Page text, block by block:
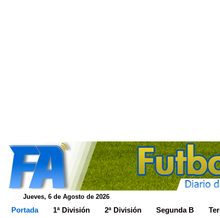
Jueves, 6 de Agosto de 2026
Portada 1ª División 2ª División Segunda B